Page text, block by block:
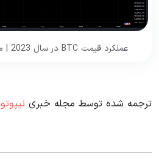
عملکرد قیمت BTC در سال 2023 | منبع: Tradingview.com
ترجمه شده توسط مجله خبری نیپوتو